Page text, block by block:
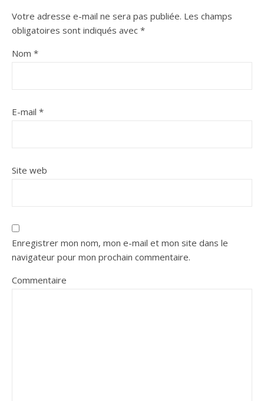
Votre adresse e-mail ne sera pas publiée. Les champs
obligatoires sont indiqués avec *
Nom *
E-mail *
Site web
Enregistrer mon nom, mon e-mail et mon site dans le
navigateur pour mon prochain commentaire.
Commentaire